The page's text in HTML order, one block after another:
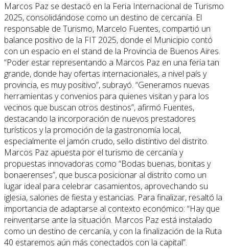
Marcos Paz se destacó en la Feria Internacional de Turismo
2025, consolidándose como un destino de cercanía. El
responsable de Turismo, Marcelo Fuentes, compartió un
balance positivo de la FIT 2025, donde el Municipio contó
con un espacio en el stand de la Provincia de Buenos Aires.
“Poder estar representando a Marcos Paz en una feria tan
grande, donde hay ofertas internacionales, a nivel país y
provincia, es muy positivo”, subrayó. “Generamos nuevas
herramientas y convenios para quienes visitan y para los
vecinos que buscan otros destinos”, afirmó Fuentes,
destacando la incorporación de nuevos prestadores
turísticos y la promoción de la gastronomía local,
especialmente el jamón crudo, sello distintivo del distrito.
Marcos Paz apuesta por el turismo de cercanía y
propuestas innovadoras como “Bodas buenas, bonitas y
bonaerenses”, que busca posicionar al distrito como un
lugar ideal para celebrar casamientos, aprovechando su
iglesia, salones de fiesta y estancias. Para finalizar, resaltó la
importancia de adaptarse al contexto económico: “Hay que
reinventarse ante la situación. Marcos Paz está instalado
como un destino de cercanía, y con la finalización de la Ruta
40 estaremos aún más conectados con la capital”.